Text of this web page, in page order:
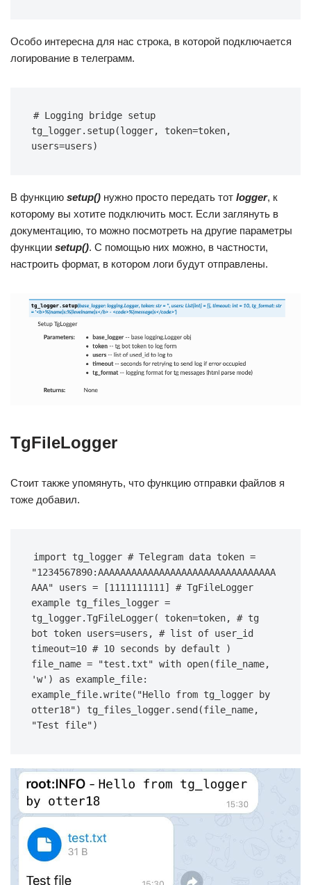
Особо интересна для нас строка, в которой подключается
логирование в телеграмм.
# Logging bridge setup
tg_logger.setup(logger, token=token,
users=users)
В функцию setup() нужно просто передать тот logger, к
которому вы хотите подключить мост. Если заглянуть в
документацию, то можно посмотреть на другие параметры
функции setup(). С помощью них можно, в частности,
настроить формат, в котором логи будут отправлены.
TgFileLogger
Стоит также упомянуть, что функцию отправки файлов я
тоже добавил.
import tg_logger # Telegram data token =
"1234567890:AAAAAAAAAAAAAAAAAAAAAAAAAAAAAAAA
AAA" users = [1111111111] # TgFileLogger
example tg_files_logger =
tg_logger.TgFileLogger( token=token, # tg
bot token users=users, # list of user_id
timeout=10 # 10 seconds by default )
file_name = "test.txt" with open(file_name,
'w') as example_file:
example_file.write("Hello from tg_logger by
otter18") tg_files_logger.send(file_name,
"Test file")